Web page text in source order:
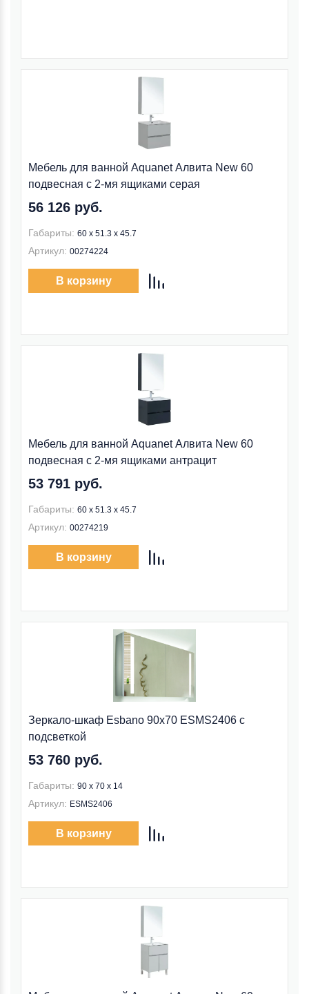
Мебель для ванной Aquanet Алвита New 60
подвесная с 2-мя ящиками серая
56 126 руб.
Габариты: 60 х 51.3 х 45.7
Артикул: 00274224
В корзину
Мебель для ванной Aquanet Алвита New 60
подвесная с 2-мя ящиками антрацит
53 791 руб.
Габариты: 60 х 51.3 х 45.7
Артикул: 00274219
В корзину
Зеркало-шкаф Esbano 90x70 ESMS2406 с
подсветкой
53 760 руб.
Габариты: 90 x 70 x 14
Артикул: ESMS2406
В корзину